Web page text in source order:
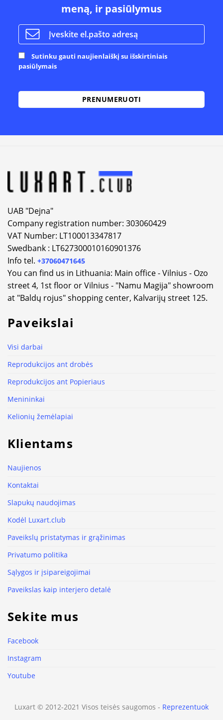
meną, ir pasiūlymus
Sutinku gauti naujienlaiškį su išskirtiniais
pasiūlymais
UAB "Dejna"
Company registration number: 303060429
VAT Number: LT100013347817
Swedbank : LT627300010160901376
Info tel. +37060471645
You can find us in Lithuania: Main office - Vilnius - Ozo
street 4, 1st floor or Vilnius - "Namu Magija" showroom
at "Baldų rojus" shopping center, Kalvarijų street 125.
Paveikslai
Visi darbai
Reprodukcijos ant drobės
Reprodukcijos ant Popieriaus
Menininkai
Kelionių žemėlapiai
Klientams
Naujienos
Kontaktai
Slapukų naudojimas
Kodėl Luxart.club
Paveikslų pristatymas ir grąžinimas
Privatumo politika
Sąlygos ir įsipareigojimai
Paveikslas kaip interjero detalė
Sekite mus
Facebook
Instagram
Youtube
Luxart © 2012-2021 Visos teisės saugomos - Reprezentuok